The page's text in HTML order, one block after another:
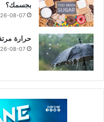
بجسمك؟
08-07
حرارة
08-07